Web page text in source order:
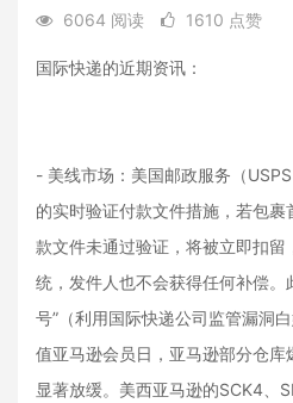
6064 阅读 1610 点赞
国际快递的近期资讯：
- 美线市场：美国邮政服务（
的实时验证付款文件措施，若包
款文件未通过验证，将被立即扣
统，发件人也不会获得任何补偿。
号”（利用国际快递公司监管漏洞
值亚马逊会员日，亚马逊部分仓
显著放缓。美西亚马逊的SCK4、